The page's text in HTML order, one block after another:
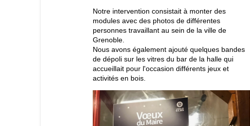
Notre intervention consistait à monter des
modules avec des photos de différentes
personnes travaillant au sein de la ville de
Grenoble.
Nous avons également ajouté quelques bandes
de dépoli sur les vitres du bar de la halle qui
accueillait pour l'occasion différents jeux et
activités en bois.